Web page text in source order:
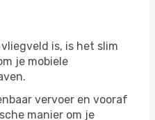
is, is het slim
je mobiele
vervoer en vooraf
manier om je